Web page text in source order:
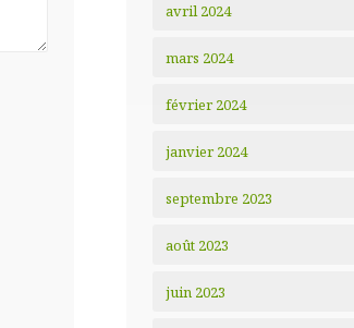
avril 2024
mars 2024
février 2024
janvier 2024
septembre 2023
août 2023
juin 2023